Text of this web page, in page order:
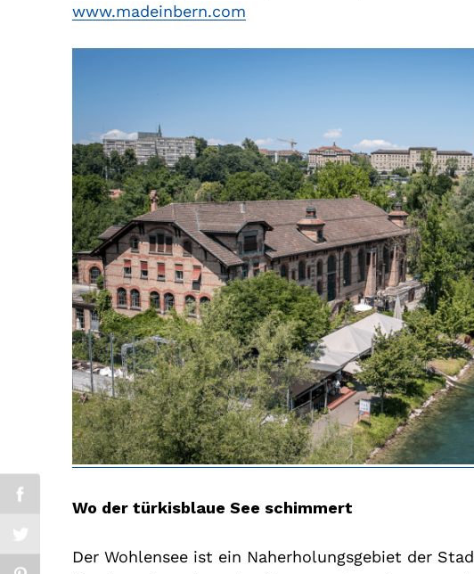
www.madeinbern.com
Wo der türkisblaue See schimmert
Der Wohlensee ist ein Naherholungsgebiet der